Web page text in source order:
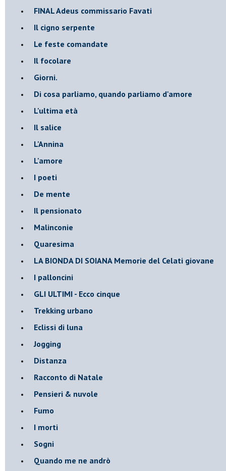
FINAL Adeus commissario Favati
Il cigno serpente
Le feste comandate
Il focolare
Giorni.
Di cosa parliamo, quando parliamo d'amore
L'ultima età
Il salice
L'Annina
L'amore
I poeti
De mente
Il pensionato
Malinconie
Quaresima
LA BIONDA DI SOIANA Memorie del Celati giovane
I palloncini
GLI ULTIMI - Ecco cinque
Trekking urbano
Eclissi di luna
Jogging
Distanza
Racconto di Natale
Pensieri & nuvole
Fumo
I morti
Sogni
Quando me ne andrò